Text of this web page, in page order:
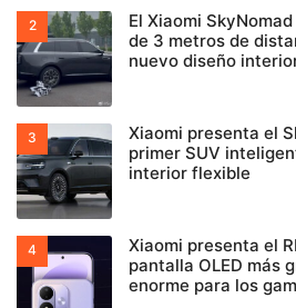
El Xiaomi
de 3 metros de
nuevo diseño
Xiaomi presenta el
primer SUV
interior flexible
Xiaomi presenta el
pantalla OLED más
enorme para los